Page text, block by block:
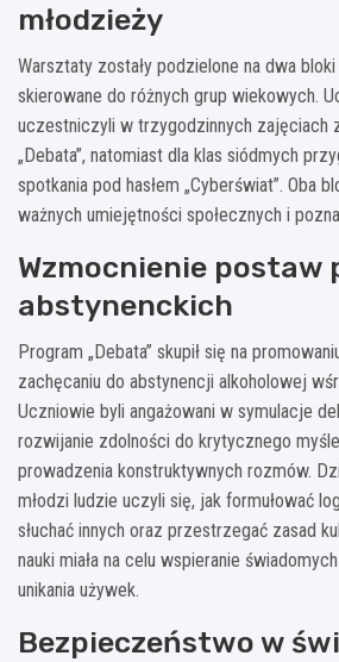
młodzieży
Warsztaty zostały podzielone na dwa
skierowane do różnych grup wiekowych.
uczestniczyli w trzygodzinnych zajęciach
„Debata”, natomiast dla klas siódmych
spotkania pod hasłem „Cyberświat”. Oba
ważnych umiejętności społecznych i
Wzmocnienie postaw
abstynenckich
Program „Debata” skupił się na
zachęcaniu do abstynencji alkoholowej
Uczniowie byli angażowani w symulacje
rozwijanie zdolności do krytycznego
prowadzenia konstruktywnych rozmów.
młodzi ludzie uczyli się, jak formułować
słuchać innych oraz przestrzegać zasad
nauki miała na celu wspieranie
unikania używek.
Bezpieczeństwo w